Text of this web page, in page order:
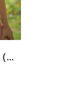
ALOHAショートレギンス（ベージュ）